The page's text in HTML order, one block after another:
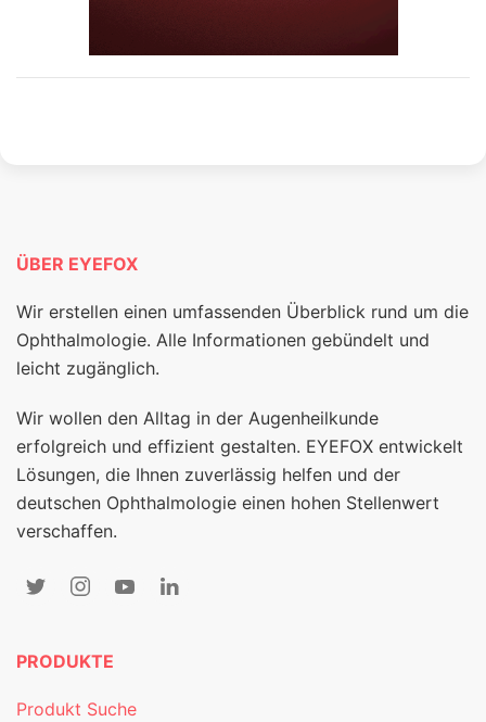
ÜBER EYEFOX
Wir erstellen einen umfassenden Überblick rund um die
Ophthalmologie. Alle Informationen gebündelt und
leicht zugänglich.
Wir wollen den Alltag in der Augenheilkunde
erfolgreich und effizient gestalten. EYEFOX entwickelt
Lösungen, die Ihnen zuverlässig helfen und der
deutschen Ophthalmologie einen hohen Stellenwert
verschaffen.
PRODUKTE
Produkt Suche